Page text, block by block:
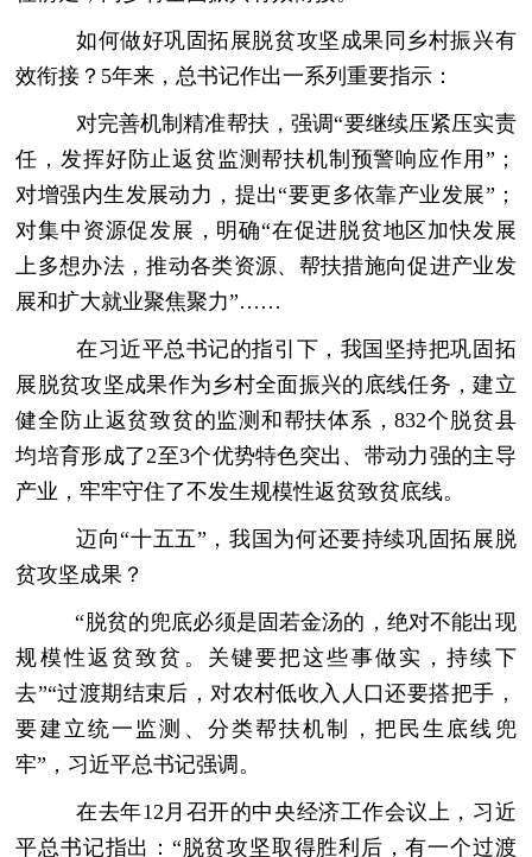
如何做好巩固拓展脱贫攻坚成果同乡村振兴有
效衔接？5年来，总书记作出一系列重要指示：
对完善机制精准帮扶，强调“要继续压紧压实责
任，发挥好防止返贫监测帮扶机制预警响应作用”；
对增强内生发展动力，提出“要更多依靠产业发展”；
对集中资源促发展，明确“在促进脱贫地区加快发展
上多想办法，推动各类资源、帮扶措施向促进产业发
展和扩大就业聚焦聚力”……
在习近平总书记的指引下，我国坚持把巩固拓
展脱贫攻坚成果作为乡村全面振兴的底线任务，建立
健全防止返贫致贫的监测和帮扶体系，832个脱贫县
均培育形成了2至3个优势特色突出、带动力强的主导
产业，牢牢守住了不发生规模性返贫致贫底线。
迈向“十五五”，我国为何还要持续巩固拓展脱
贫攻坚成果？
“脱贫的兜底必须是固若金汤的，绝对不能出现
规模性返贫致贫。关键要把这些事做实，持续下
去”“过渡期结束后，对农村低收入人口还要搭把手，
要建立统一监测、分类帮扶机制，把民生底线兜
牢”，习近平总书记强调。
在去年12月召开的中央经济工作会议上，习近
平总书记指出：“脱贫攻坚取得胜利后，有一个过渡